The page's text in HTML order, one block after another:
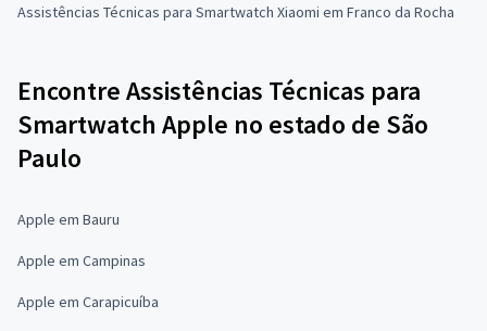
Assistências Técnicas para Smartwatch Xiaomi em Franco da Rocha
Encontre Assistências Técnicas para
Smartwatch Apple no estado de São
Paulo
Apple em Bauru
Apple em Campinas
Apple em Carapicuíba